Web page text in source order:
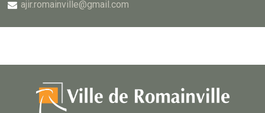
ajir.romainville@gmail.com